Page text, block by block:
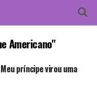
Americano"
príncipe virou uma